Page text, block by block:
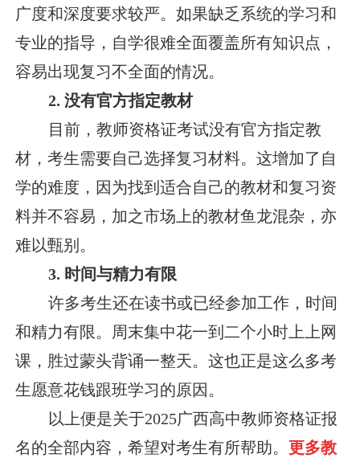
广度和深度要求较严。如果缺乏系统的学习和
专业的指导，自学很难全面覆盖所有知识点，
容易出现复习不全面的情况。
2. 没有官方指定教材
目前，教师资格证考试没有官方指定教
材，考生需要自己选择复习材料。这增加了自
学的难度，因为找到适合自己的教材和复习资
料并不容易，加之市场上的教材鱼龙混杂，亦
难以甄别。
3. 时间与精力有限
许多考生还在读书或已经参加工作，时间
和精力有限。周末集中花一到二个小时上上网
课，胜过蒙头背诵一整天。这也正是这么多考
生愿意花钱跟班学习的原因。
以上便是关于2025广西高中教师资格证报
名的全部内容，希望对考生有所帮助。 更多教